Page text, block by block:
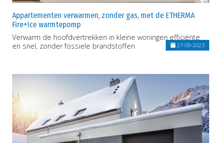
Appartementen verwarmen, zonder gas, met de ETHERMA
Fire+Ice warmtepomp
Verwarm de hoofdvertrekken in kleine woningen efficiënte
en snel, zonder fossiele brandstoffen
27-09-2023